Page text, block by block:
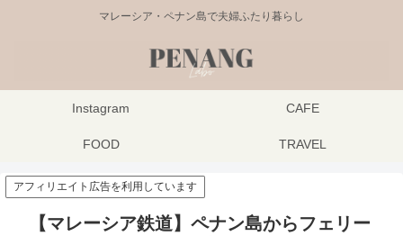
マレーシア・ペナン島で夫婦ふたり暮らし
Instagram CAFE
FOOD TRAVEL
アフィリエイト広告を利用しています
【マレーシア鉄道】ペナン島からフェリー